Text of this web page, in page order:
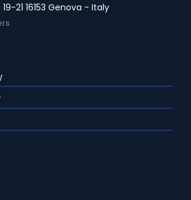
21 16153 Genova - Italy